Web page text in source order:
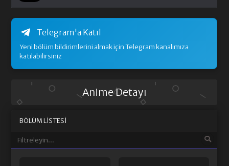
Telegram'a Katıl
Yeni bölüm bildirimlerini almak için Telegram kanalımıza
katılabilirsiniz
Anime Detayı
BÖLÜM LISTESI